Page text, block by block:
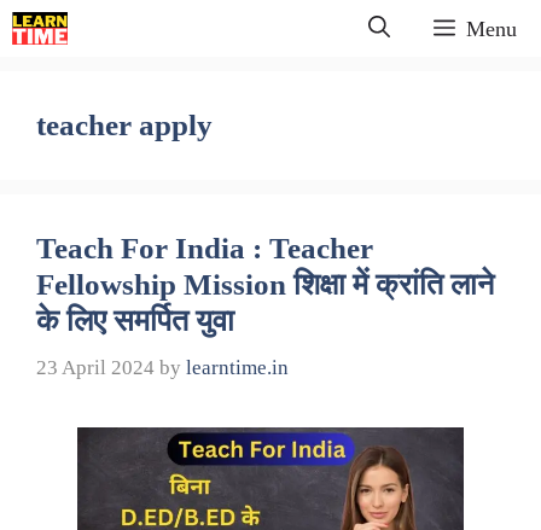
Skip
to
Menu
teacher apply
Teach For India : Teacher
Fellowship Mission शिक्षा में क्रांति लाने
के लिए समर्पित युवा
23 April 2024 by learntime.in